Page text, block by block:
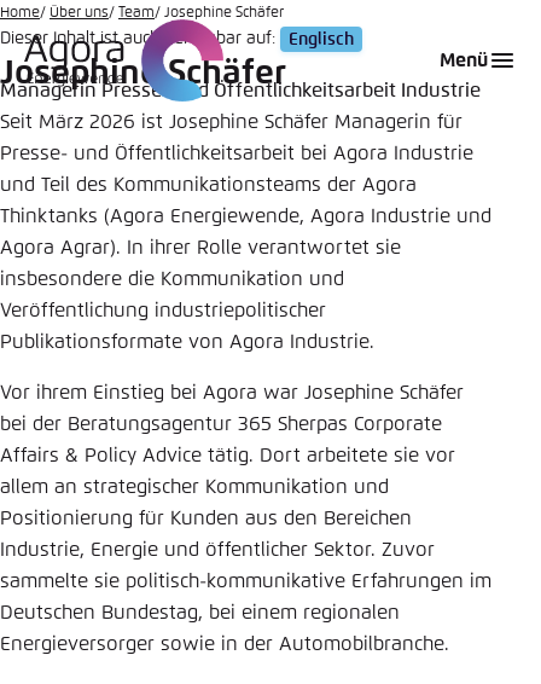
Zum
Hauptinhalt
gehen
Menü
Home Über uns Team Josephine Schäfer
Dieser Inhalt ist auch verfügbar auf: Englisch
Josephine Schäfer
Managerin Presse- und Öffentlichkeitsarbeit Industrie
Seit März 2026 ist Josephine Schäfer Managerin für
Presse- und Öffentlichkeitsarbeit bei Agora Industrie
und Teil des Kommunikationsteams der Agora
Thinktanks (Agora Energiewende, Agora Industrie und
Agora Agrar). In ihrer Rolle verantwortet sie
insbesondere die Kommunikation und
Veröffentlichung industriepolitischer
Publikationsformate von Agora Industrie.
Vor ihrem Einstieg bei Agora war Josephine Schäfer
bei der Beratungsagentur 365 Sherpas Corporate
Affairs & Policy Advice tätig. Dort arbeitete sie vor
allem an strategischer Kommunikation und
Positionierung für Kunden aus den Bereichen
Industrie, Energie und öffentlicher Sektor. Zuvor
sammelte sie politisch-kommunikative Erfahrungen im
Deutschen Bundestag, bei einem regionalen
Energieversorger sowie in der Automobilbranche.
Login
Melden Sie sich an um ..., ... und ... zu verwalten.
Benutzername *
Passwort*
Anmelden
Abbrechen
Sprache auswählen
Englisch
Deutsch
Agora Think Tanks
Erscheinungsbild der Webseite
Diese Webseite passt ihr Farbschema basierend
auf Ihren Einstellungen an. Wählen Sie aus,
welches Farbschema Sie für diese Webseite
verwenden möchten.
Close
Hell
Dunkel
Automatisch
Einstellung für diese Webseite im Browser
speichern
Übernehmen